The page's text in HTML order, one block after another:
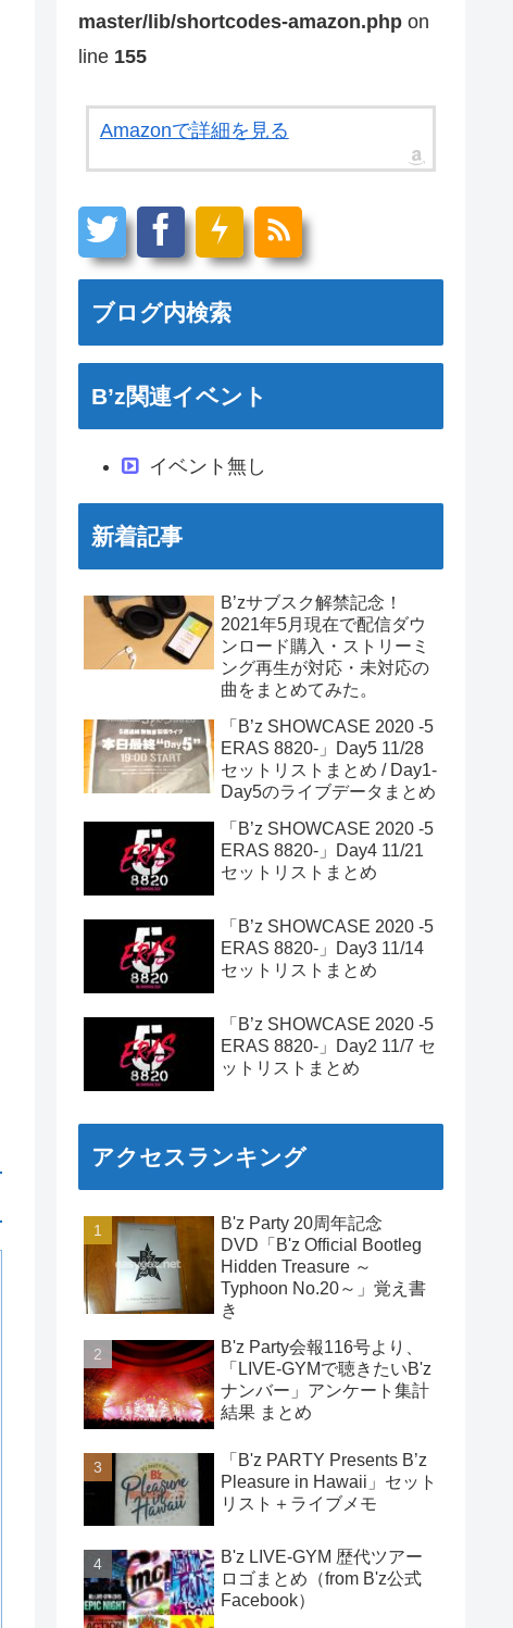
master/lib/shortcodes-amazon.php on
line 155
Amazonで詳細を見る
ブログ内検索
B’z関連イベント
イベント無し
新着記事
B’zサブスク解禁記念！
2021年5月現在で配信ダウ
ンロード購入・ストリーミ
ング再生が対応・未対応の
曲をまとめてみた。
「B’z SHOWCASE 2020 -5
ERAS 8820-」Day5 11/28
セットリストまとめ / Day1-
Day5のライブデータまとめ
「B’z SHOWCASE 2020 -5
ERAS 8820-」Day4 11/21
セットリストまとめ
「B’z SHOWCASE 2020 -5
ERAS 8820-」Day3 11/14
セットリストまとめ
「B’z SHOWCASE 2020 -5
ERAS 8820-」Day2 11/7 セ
ットリストまとめ
アクセスランキング
B'z Party 20周年記念
DVD「B'z Official Bootleg
Hidden Treasure ～
Typhoon No.20～」覚え書
き
B'z Party会報116号より、
「LIVE-GYMで聴きたいB'z
ナンバー」アンケート集計
結果 まとめ
「B'z PARTY Presents B’z
Pleasure in Hawaii」セット
リスト＋ライブメモ
B'z LIVE-GYM 歴代ツアー
ロゴまとめ（from B'z公式
Facebook）